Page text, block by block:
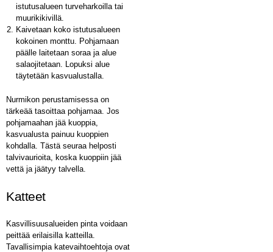
istutusalueen turveharkoilla tai
muurikikivillä.
Kaivetaan koko istutusalueen
kokoinen monttu. Pohjamaan
päälle laitetaan soraa ja alue
salaojitetaan. Lopuksi alue
täytetään kasvualustalla.
Nurmikon perustamisessa on
tärkeää tasoittaa pohjamaa. Jos
pohjamaahan jää kuoppia,
kasvualusta painuu kuoppien
kohdalla. Tästä seuraa helposti
talvivaurioita, koska kuoppiin jää
vettä ja jäätyy talvella.
Katteet
Kasvillisuusalueiden pinta voidaan
peittää erilaisilla katteilla.
Tavallisimpia katevaihtoehtoja ovat